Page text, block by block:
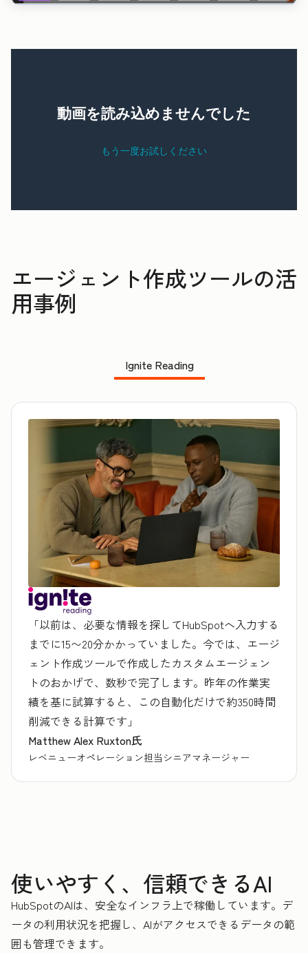
エージェント作成ツールの活
用事例
Ignite Reading
「以前は、必要な情報を探してHubSpotへ入力する
までに15〜20分かかっていました。今では、エージ
ェント作成ツールで作成したカスタムエージェン
トのおかげで、数秒で完了します。昨年の作業実
績を基に試算すると、この自動化だけで約350時間
削減できる計算です」
Matthew Alex Ruxton氏
レベニューオペレーション担当シニアマネージャー
使いやすく、信頼できるAI
HubSpotのAIは、安全なインフラ上で稼働しています。デ
ータの利用状況を把握し、AIがアクセスできるデータの範
囲も管理できます。